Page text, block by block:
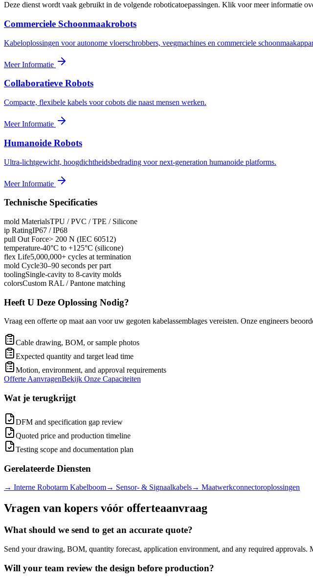
Deze dienst wordt vaak gebruikt in de volgende roboticatoepassingen. Klik voor meer informatie
Commerciele Schoonmaakrobots
Kabeloplossingen voor autonome vloerschrobbers, veegmachines en commerciele
Meer Informatie
Collaboratieve Robots
Compacte, flexibele kabels voor cobots die naast mensen werken.
Meer Informatie
Humanoide Robots
Ultra-lichtgewicht, hoogdichtheidsbedrading voor next-generation humanoide platforms.
Meer Informatie
Technische Specificaties
mold MaterialsTPU / PVC / TPE / Silicone
ip RatingIP67 / IP68
pull Out Force> 200 N (IEC 60512)
temperature-40°C to +125°C (silicone)
flex Life5,000,000+ cycles at termination
mold Cycle30–90 seconds per part
toolingSingle-cavity to 8-cavity molds
colorsCustom RAL / Pantone matching
Heeft U Deze Oplossing Nodig?
Vraag een offerte op maat aan voor uw gegoten kabelassemblages vereisten. Onze engineers
Cable drawing, BOM, or sample photos
Expected quantity and target lead time
Motion, environment, and approval requirements
Offerte AanvragenBekijk Onze Capaciteiten
Wat je terugkrijgt
DFM and specification gap review
Quoted price and production timeline
Testing scope and documentation plan
Gerelateerde Diensten
→ Interne Robotarm Kabelboom→ Sensor- & Signaalkabels→ Maatwerkconnectoroplossingen
Vragen van kopers vóór offerteaanvraag
What should we send to get an accurate quote?
Send your drawing, BOM, quantity forecast, application environment, and any required approvals.
Will your team review the design before production?